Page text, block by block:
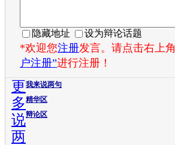
隐藏地址 设为辩论话题
*欢迎您注册发言。请点击右上角
户注册”进行注册！
我来说两句
精华区
辩论区
更
多
说
两